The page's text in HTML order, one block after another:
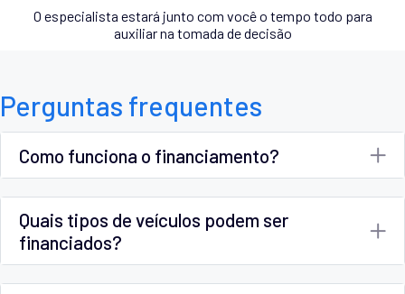
O especialista estará junto com você o tempo todo para
auxiliar na tomada de decisão
Perguntas frequentes
Como funciona o financiamento?
Quais tipos de veículos podem ser
financiados?